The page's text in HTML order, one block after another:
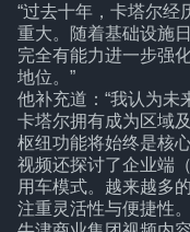
“过去十年，卡塔尔经
重大。随着基础设施
完全有能力进一步强
地位。”
他补充道：“我认为未
卡塔尔拥有成为区域
枢纽功能将始终是核
视频还探讨了企业端
用车模式。越来越多
注重灵活性与便捷性。